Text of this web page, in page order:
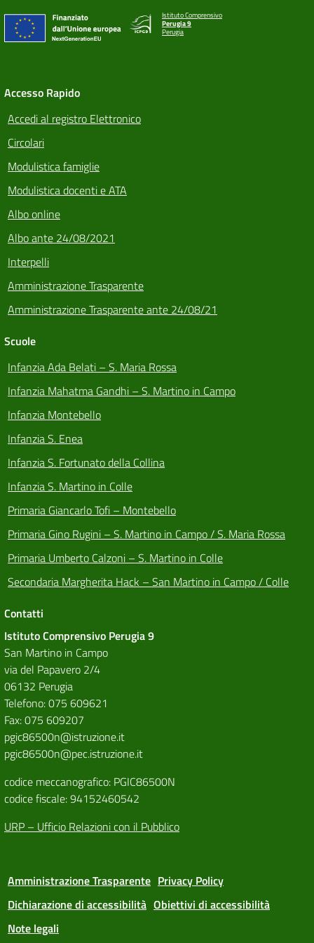
Istituto Comprensivo
Perugia 9
Perugia
Accesso Rapido
Accedi al registro Elettronico
Circolari
Modulistica famiglie
Modulistica docenti e ATA
Albo online
Albo ante 24/08/2021
Interpelli
Amministrazione Trasparente
Amministrazione Trasparente ante 24/08/21
Scuole
Infanzia Ada Belati – S. Maria Rossa
Infanzia Mahatma Gandhi – S. Martino in Campo
Infanzia Montebello
Infanzia S. Enea
Infanzia S. Fortunato della Collina
Infanzia S. Martino in Colle
Primaria Giancarlo Tofi – Montebello
Primaria Gino Rugini – S. Martino in Campo / S. Maria Rossa
Primaria Umberto Calzoni – S. Martino in Colle
Secondaria Margherita Hack – San Martino in Campo / Colle
Contatti
Istituto Comprensivo Perugia 9
San Martino in Campo
via del Papavero 2/4
06132 Perugia
Telefono: 075 609621
Fax: 075 609207
pgic86500n@istruzione.it
pgic86500n@pec.istruzione.it
codice meccanografico: PGIC86500N
codice fiscale: 94152460542
URP – Ufficio Relazioni con il Pubblico
Amministrazione Trasparente Privacy Policy
Dichiarazione di accessibilità Obiettivi di accessibilità
Note legali